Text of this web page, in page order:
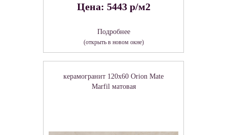
Цена: 5443 р/м2
Подробнее
(открыть в новом окне)
керамогранит 120x60 Orion Mate
Marfil матовая